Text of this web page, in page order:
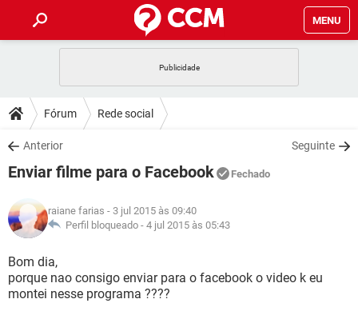
MENU
CELULAR
OUTLOOK
INSTAGRAM GMAIL
DICAS
JOGOS
INSTAGRAM GMAIL
GUIA DE COMPRAS
DOWNLOADS
JOGOS WHATSAPP
OUTLOOK EXCEL
INSTAGRAM
GUIA DE COMPRAS
JOGOS WHATSAPP
CELULAR
OUTLOOK
INSTAGRAM
GLOSSÁRIO
JOGOS
CELULAR FACEBOOK
Fórum Rede social
Anterior Seguinte
Enviar filme para o Facebook Fechado
raiane farias - 3 jul 2015 às 09:40
Perfil bloqueado - 4 jul 2015 às 05:43
Bom dia,
porque nao consigo enviar para o facebook o video k eu
montei nesse programa ????